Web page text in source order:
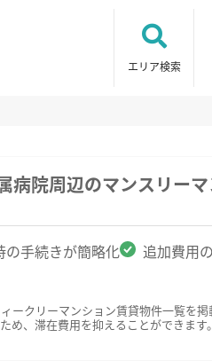
エリア検索
病院周辺のマンスリー
の手続きが簡略化 追加費用
ークリーマンション賃貸物件一覧を
め、滞在費用を抑えることができま